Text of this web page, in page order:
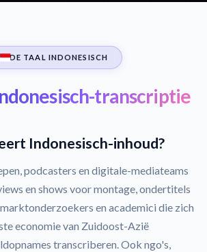
DE TAAL INDONESISCH
transcriptie
Indonesisch-inhoud?
podcasters en digitale-mediateams
en shows voor montage, ondertitels
en academici die zich
economie van Zuidoost-Azië
transcriberen. Ook ngo's,